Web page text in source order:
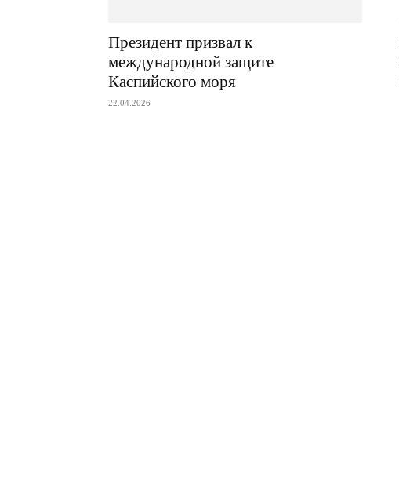
Президент призвал к
международной защите
Каспийского моря
22.04.2026